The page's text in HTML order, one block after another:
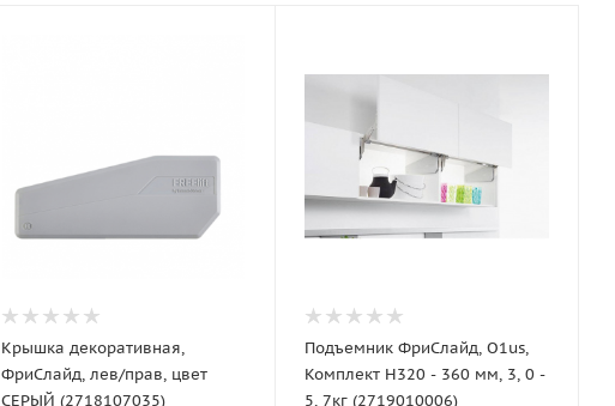
Крышка декоративная,
ФриСлайд, лев/прав, цвет
СЕРЫЙ (2718107035)
Подъемник ФриСлайд, O1us,
Комплект H320 - 360 мм, 3, 0 -
5, 7кг (2719010006)